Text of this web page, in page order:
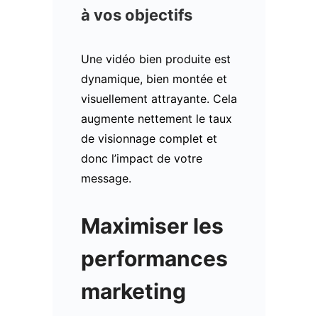
à vos objectifs
Une vidéo bien produite est
dynamique, bien montée et
visuellement attrayante. Cela
augmente nettement le taux
de visionnage complet et
donc l’impact de votre
message.
Maximiser les
performances
marketing